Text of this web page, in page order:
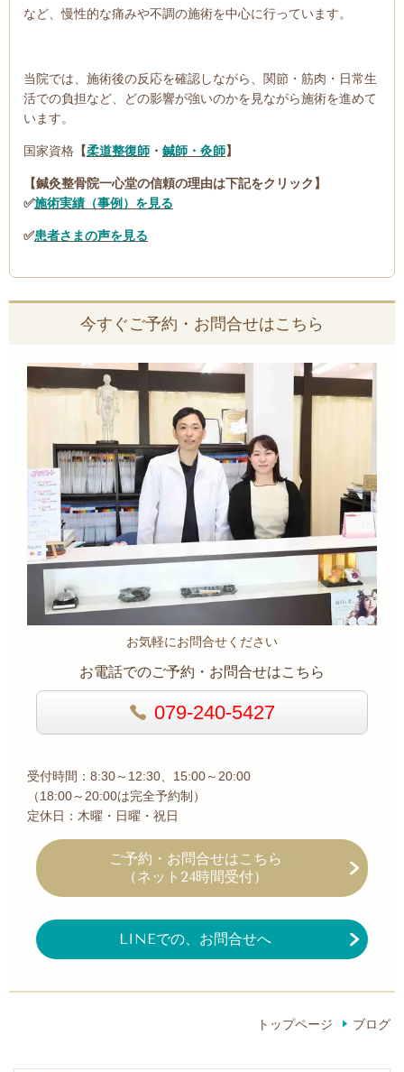
など、慢性的な痛みや不調の施術を中心に行っています。
当院では、施術後の反応を確認しながら、関節・筋肉・日常生
活での負担など、どの影響が強いのかを見ながら施術を進めて
います。
国家資格 【柔道整復師 ・ 鍼師・灸師】
【鍼灸整骨院一心堂の信頼の理由は下記をクリック】
✅施術実績（事例）を見る
✅患者さまの声を見る
今すぐご予約・お問合せはこちら
お気軽にお問合せください
お電話でのご予約・お問合せはこちら
079-240-5427
受付時間：8:30～12:30、15:00～20:00
（18:00～20:00は完全予約制）
定休日：木曜・日曜・祝日
ご予約・お問合せはこちら
（ネット24時間受付）
LINEでの、お問合せへ
トップページ ブログ